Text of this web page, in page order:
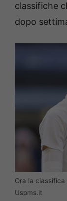
classifiche
dopo
Ora la
Uspms.it